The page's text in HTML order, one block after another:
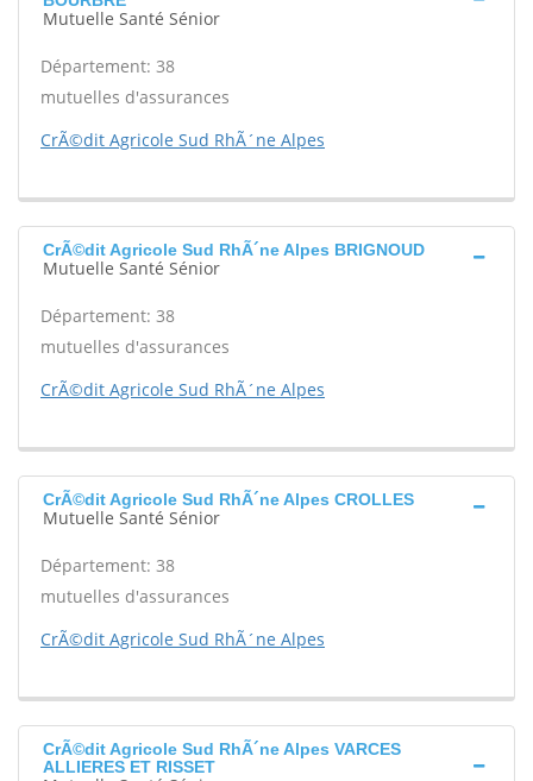
Mutuelle Santé Sénior
Département: 38
mutuelles d'assurances
CrÃ©dit Agricole Sud RhÃ´ne Alpes
CrÃ©dit Agricole Sud RhÃ´ne Alpes BRIGNOUD
Mutuelle Santé Sénior
Département: 38
mutuelles d'assurances
CrÃ©dit Agricole Sud RhÃ´ne Alpes
CrÃ©dit Agricole Sud RhÃ´ne Alpes CROLLES
Mutuelle Santé Sénior
Département: 38
mutuelles d'assurances
CrÃ©dit Agricole Sud RhÃ´ne Alpes
CrÃ©dit Agricole Sud RhÃ´ne Alpes VARCES
ALLIERES ET RISSET